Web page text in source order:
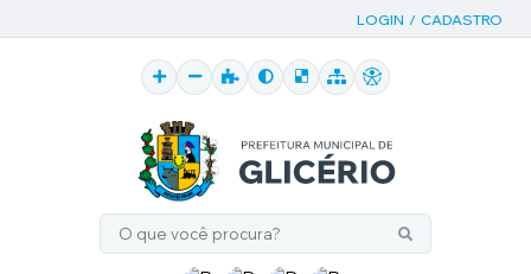
LOGIN / CADASTRO